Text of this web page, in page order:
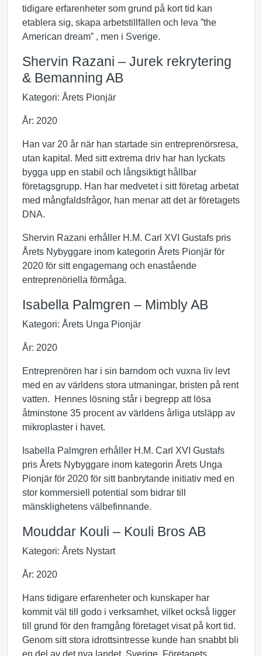
tidigare erfarenheter som grund på kort tid kan
etablera sig, skapa arbetstillfällen och leva ”the
American dream” , men i Sverige.
Shervin Razani – Jurek rekrytering
& Bemanning AB
Kategori: Årets Pionjär
År: 2020
Han var 20 år när han startade sin entreprenörsresa,
utan kapital. Med sitt extrema driv har han lyckats
bygga upp en stabil och långsiktigt hållbar
företagsgrupp. Han har medvetet i sitt företag arbetat
med mångfaldsfrågor, han menar att det är företagets
DNA.
Shervin Razani erhåller H.M. Carl XVI Gustafs pris
Årets Nybyggare inom kategorin Årets Pionjär för
2020 för sitt engagemang och enastående
entreprenöriella förmåga.
Isabella Palmgren – Mimbly AB
Kategori: Årets Unga Pionjär
År: 2020
Entreprenören har i sin barndom och vuxna liv levt
med en av världens stora utmaningar, bristen på rent
vatten. Hennes lösning står i begrepp att lösa
åtminstone 35 procent av världens årliga utsläpp av
mikroplaster i havet.
Isabella Palmgren erhåller H.M. Carl XVI Gustafs
pris Årets Nybyggare inom kategorin Årets Unga
Pionjär för 2020 för sitt banbrytande initiativ med en
stor kommersiell potential som bidrar till
mänsklighetens välbefinnande.
Mouddar Kouli – Kouli Bros AB
Kategori: Årets Nystart
År: 2020
Hans tidigare erfarenheter och kunskaper har
kommit väl till godo i verksamhet, vilket också ligger
till grund för den framgång företaget visat på kort tid.
Genom sitt stora idrottsintresse kunde han snabbt bli
en del av det nya landet, Sverige. Företagets